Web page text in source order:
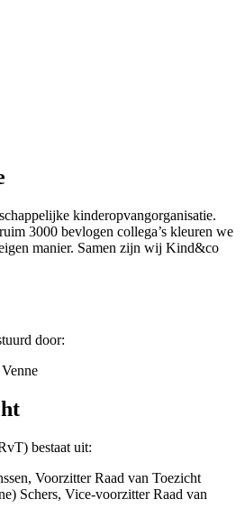
kinderopvangorganisatie.
3000 bevlogen collega’s kleuren we
manier. Samen zijn wij Kind&co
door:
bestaat uit:
Voorzitter Raad van Toezicht
Schers, Vice-voorzitter Raad van